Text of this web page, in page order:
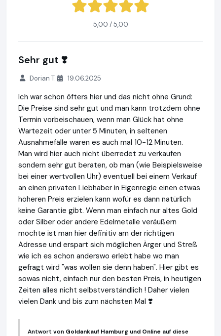
5,00 / 5,00
Sehr gut ❣️
Dorian T. 19.06.2025
Ich war schon öfters hier und das nicht ohne Grund:
Die Preise sind sehr gut und man kann trotzdem ohne
Termin vorbeischauen, wenn man Glück hat ohne
Wartezeit oder unter 5 Minuten, in seltenen
Ausnahmefälle waren es auch mal 10-12 Minuten.
Man wird hier auch nicht überredet zu verkaufen
sondern sehr gut beraten, ob man (wie Beispielsweise
bei einer wertvollen Uhr) eventuell bei einem Verkauf
an einen privaten Liebhaber in Eigenregie einen etwas
höheren Preis erzielen kann wofür es dann natürlich
keine Garantie gibt. Wenn man einfach nur altes Gold
oder Silber oder andere Edelmetalle veräußern
möchte ist man hier definitiv am der richtigen
Adresse und erspart sich möglichen Ärger und Streß
wie ich es schon anderswo erlebt habe wo man
gefragt wird "was wollen sie denn haben". Hier gibt es
sowas nicht, einfach nur den besten Preis, in heutigen
Zeiten alles nicht selbstverständlich ! Daher vielen
vielen Dank und bis zum nächsten Mal ❣️
Antwort von Goldankauf Hamburg und Online auf diese